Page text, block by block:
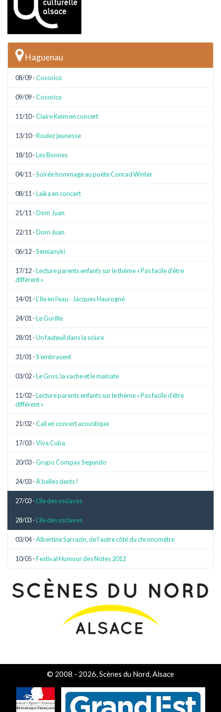
Haguenau
08/09 -Cocorico
09/09 -Cocorico
11/10 -Claire Keim en concert
13/10 -Roulez jeunesse
18/10 -Les Bonnes
04/11 -Soirée hommage au poète Conrad Winter
08/11 -Laïka en concert
21/11 -Dom Juan
22/11 -Dom Juan
06/12 -Semianyki
17/12 -Lecture parents enfants sur le thème « Pas facile d’être
différent »
14/01 -L’Ile en l’eau - Jacques Haurogné
24/01 -Le Gorille
28/01 -Un fauteuil dans la sciure
31/01 -S’embrasent
03/02 -Le Gros, la vache et le mainate
11/02 -Lecture parents enfants sur le thème « Pas facile d’être
différent »
21/02 -Cali en concert acoustique
17/03 -Viva Cuba
20/03 -Grupo Compay Segundo
24/03 -À belles dents !
27/03 - L’île des esclaves
28/03 - L’île des esclaves
03/04 -Albertine Sarrazin, de l’autre côté du chronomètre
10/05 -Festival Humour des Notes 2012
© 2008 - 2026, Scènes du Nord, Alsace